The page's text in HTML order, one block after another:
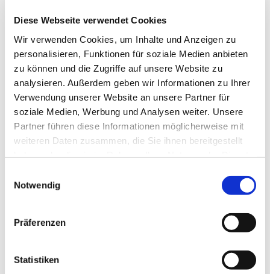
Diese Webseite verwendet Cookies
Wir verwenden Cookies, um Inhalte und Anzeigen zu
personalisieren, Funktionen für soziale Medien anbieten
zu können und die Zugriffe auf unsere Website zu
analysieren. Außerdem geben wir Informationen zu Ihrer
Verwendung unserer Website an unsere Partner für
soziale Medien, Werbung und Analysen weiter. Unsere
Partner führen diese Informationen möglicherweise mit
weiteren Daten zusammen, die Sie ihnen bereitgestellt
Notwendig
Präferenzen
Statistiken
geborgenen Raum für ihre individuelle
Entwicklung. Hierbei begleiten und unterstützen
wir sie.
Die Kinder erleben sich als Teil einer
Gemeinschaft und werden mit ihren Wünschen
und Bedürfnissen ernst genommen.
Unsere pädagogische Arbeit richtet sich nach den
Bildungsgrundsätzen des Landes Nordhein-
Westfalen, in der alle Bildungsbereiche verankert
sind.
Durch ganzheitliches Lernen, besonders im freien
Spiel, werden die Bildungsprozesse angeregt.
ermöglichen vielfältige Lernerfahrungen.
Gleichzeitig geben sie ihnen Sicherheit und
Kinder haben Rechte! Wir legen großen Wert